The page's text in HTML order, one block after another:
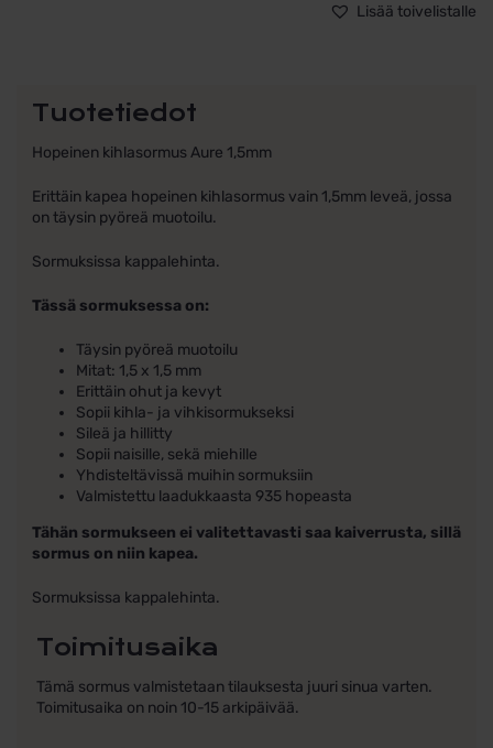
Lisää toivelistalle
Tuotetiedot
Hopeinen kihlasormus Aure 1,5mm
Erittäin kapea hopeinen kihlasormus vain 1,5mm leveä, jossa
on täysin pyöreä muotoilu.
Sormuksissa kappalehinta.
Tässä sormuksessa on:
Täysin pyöreä muotoilu
Mitat: 1,5 x 1,5 mm
Erittäin ohut ja kevyt
Sopii kihla- ja vihkisormukseksi
Sileä ja hillitty
Sopii naisille, sekä miehille
Yhdisteltävissä muihin sormuksiin
Valmistettu laadukkaasta 935 hopeasta
Tähän sormukseen ei valitettavasti saa kaiverrusta, sillä
sormus on niin kapea.
Sormuksissa kappalehinta.
Toimitusaika
Tämä sormus valmistetaan tilauksesta juuri sinua varten.
Toimitusaika on noin 10-15 arkipäivää.